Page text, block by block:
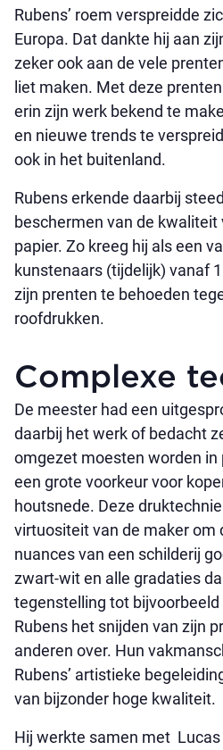
Rubens’ roem verspreidde
Europa. Dat dankte hij aan
zeker ook aan de vele
liet maken. Met deze
erin zijn werk bekend te
en nieuwe trends te
ook in het buitenland.
Rubens erkende daarbij
beschermen van de kwaliteit
papier. Zo kreeg hij als een
kunstenaars (tijdelijk) vanaf
zijn prenten te behoeden
roofdrukken.
Complexe
De meester had een
daarbij het werk of bedacht
omgezet moesten worden in
een grote voorkeur voor
houtsnede. Deze
virtuositeit van de maker om
nuances van een schilderij
zwart-wit en alle gradaties
tegenstelling tot bijvoorbeeld
Rubens het snijden van zijn
anderen over. Hun
Rubens’ artistieke
van bijzonder hoge kwaliteit.
Hij werkte samen met